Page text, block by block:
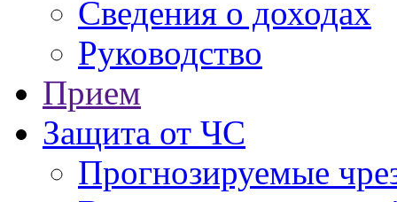
Сведения о доходах
Руководство
Прием
Защита от ЧС
Прогнозируемые